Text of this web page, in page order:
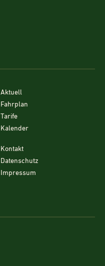
Aktuell
Fahrplan
Tarife
Kalender
Kontakt
Datenschutz
Impressum